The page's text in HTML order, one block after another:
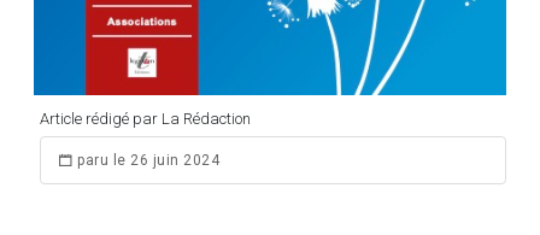
Article rédigé par La Rédaction
paru le 26 juin 2024